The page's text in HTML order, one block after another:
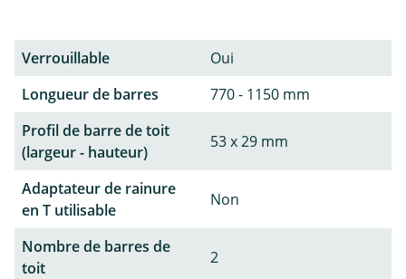
Verrouillable
Oui
Longueur de barres
770 - 1150 mm
Profil de barre de toit
(largeur - hauteur)
53 x 29 mm
Adaptateur de rainure
en T utilisable
Non
Nombre de barres de
toit
2